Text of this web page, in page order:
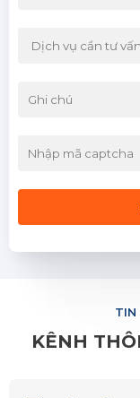
Bình Thuận
TIN
KÊNH